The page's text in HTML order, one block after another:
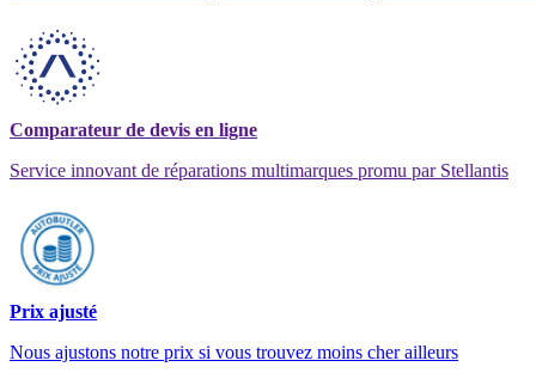
Comparateur de devis en ligne
Service innovant de réparations multimarques promu par Stellantis
Prix ajusté
Nous ajustons notre prix si vous trouvez moins cher ailleurs